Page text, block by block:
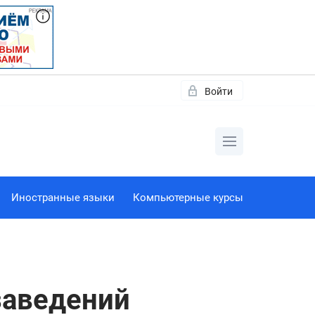
Войти
Иностранные языки Компьютерные курсы